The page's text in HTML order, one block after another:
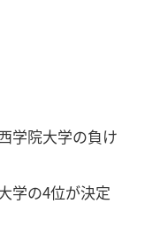
学院大学の負け
学の4位が決定